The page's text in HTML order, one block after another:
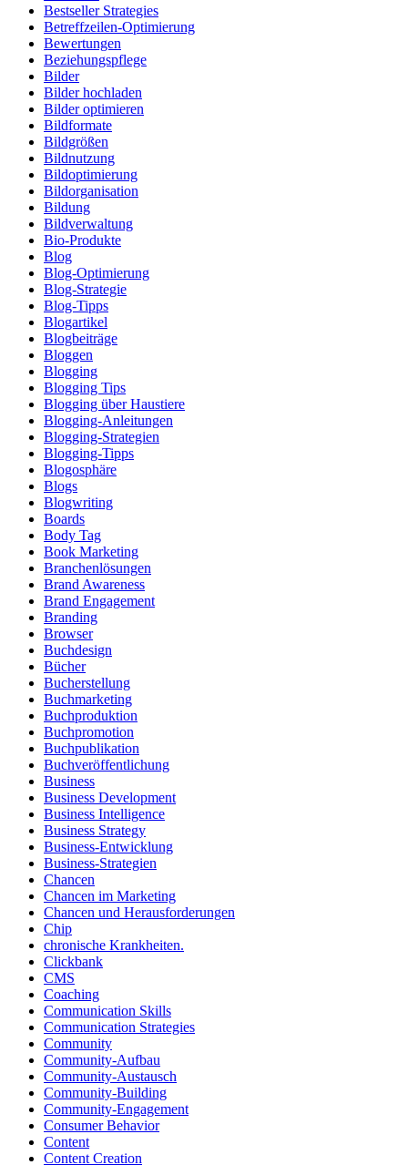
Bestseller Strategies
Betreffzeilen-Optimierung
Bewertungen
Beziehungspflege
Bilder
Bilder hochladen
Bilder optimieren
Bildformate
Bildgrößen
Bildnutzung
Bildoptimierung
Bildorganisation
Bildung
Bildverwaltung
Bio-Produkte
Blog
Blog-Optimierung
Blog-Strategie
Blog-Tipps
Blogartikel
Blogbeiträge
Bloggen
Blogging
Blogging Tips
Blogging über Haustiere
Blogging-Anleitungen
Blogging-Strategien
Blogging-Tipps
Blogosphäre
Blogs
Blogwriting
Boards
Body Tag
Book Marketing
Branchenlösungen
Brand Awareness
Brand Engagement
Branding
Browser
Buchdesign
Bücher
Bucherstellung
Buchmarketing
Buchproduktion
Buchpromotion
Buchpublikation
Buchveröffentlichung
Business
Business Development
Business Intelligence
Business Strategy
Business-Entwicklung
Business-Strategien
Chancen
Chancen im Marketing
Chancen und Herausforderungen
Chip
chronische Krankheiten.
Clickbank
CMS
Coaching
Communication Skills
Communication Strategies
Community
Community-Aufbau
Community-Austausch
Community-Building
Community-Engagement
Consumer Behavior
Content
Content Creation